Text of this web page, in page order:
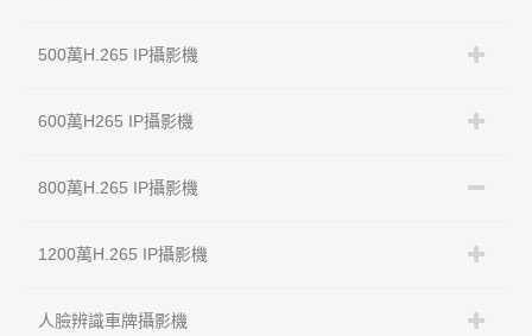
500萬H.265 IP攝影機
600萬H265 IP攝影機
800萬H.265 IP攝影機
1200萬H.265 IP攝影機
人臉辨識車牌攝影機